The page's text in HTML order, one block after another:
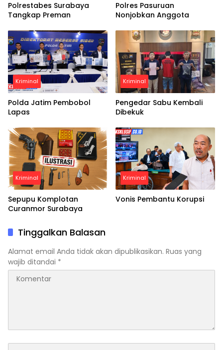
Polrestabes Surabaya
Tangkap Preman
Polres Pasuruan
Nonjobkan Anggota
Kriminal
Polda Jatim Pembobol
Lapas
Kriminal
Pengedar Sabu Kembali
Dibekuk
Kriminal
Sepupu Komplotan
Curanmor Surabaya
Kriminal
Vonis Pembantu Korupsi
Tinggalkan Balasan
Alamat email Anda tidak akan dipublikasikan. Ruas yang
wajib ditandai *